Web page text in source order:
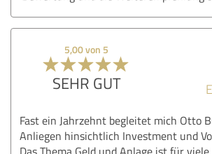
5,00 von 5
SEHR GUT
Fast ein Jahrzehnt begleitet mich Otto
Anliegen hinsichtlich Investment und